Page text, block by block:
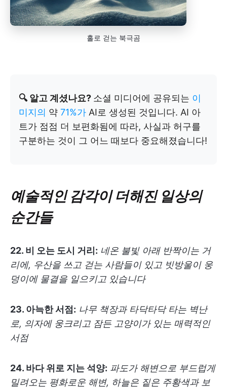
홀로 걷는 북극곰
🔍 알고 계셨나요? 소셜 미디어에 공유되는 이
미지의 약 71%가 AI로 생성된 것입니다. AI 아
트가 점점 더 보편화됨에 따라, 사실과 허구를
구분하는 것이 그 어느 때보다 중요해졌습니다!
예술적인 감각이 더해진 일상의
순간들
22. 비 오는 도시 거리: 네온 불빛 아래 반짝이는 거
리에, 우산을 쓰고 걷는 사람들이 있고 빗방울이 웅
덩이에 물결을 일으키고 있습니다
23. 아늑한 서점: 나무 책장과 타닥타닥 타는 벽난
로, 의자에 웅크리고 잠든 고양이가 있는 매력적인
서점
24. 바다 위로 지는 석양: 파도가 해변으로 부드럽게
밀려오는 평화로운 해변, 하늘은 짙은 주황색과 보